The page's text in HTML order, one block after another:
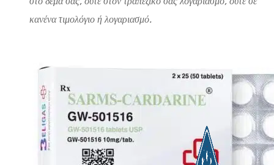
κανένα τιμολόγιο ή λογαριασμό.